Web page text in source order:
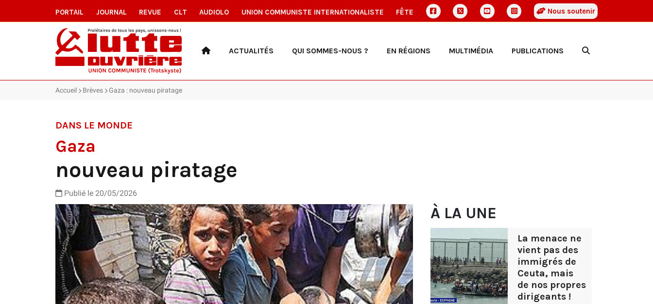
PORTAIL JOURNAL REVUE CLT AUDIOLO UNION COMMUNISTE INTERNATIONALISTE FÊTE Nous soutenir
ACTUALITÉS QUI SOMMES-NOUS ? EN RÉGIONS MULTIMÉDIA PUBLICATIONS
Accueil Brèves Gaza : nouveau piratage
DANS LE MONDE
Gaza
nouveau piratage
Publié le 20/05/2026
À LA UNE
La menace ne
vient pas des
immigrés de
Ceuta, mais
de nos propres
dirigeants !